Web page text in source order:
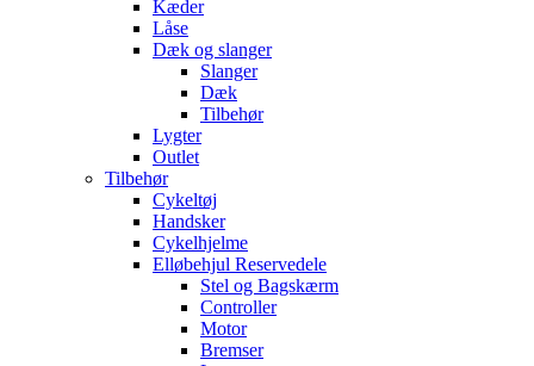
Kæder
Låse
Dæk og slanger
Slanger
Dæk
Tilbehør
Lygter
Outlet
Tilbehør
Cykeltøj
Handsker
Cykelhjelme
Elløbehjul Reservedele
Stel og Bagskærm
Controller
Motor
Bremser